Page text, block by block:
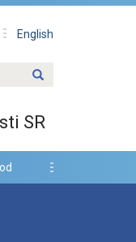
English
SR